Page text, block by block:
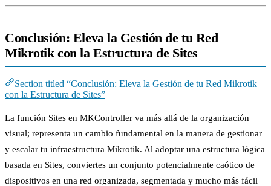
Conclusión: Eleva la Gestión de tu Red
Mikrotik con la Estructura de Sites
Section titled “Conclusión: Eleva la Gestión de tu Red Mikrotik
con la Estructura de Sites”
La función Sites en MKController va más allá de la organización
visual; representa un cambio fundamental en la manera de gestionar
y escalar tu infraestructura Mikrotik. Al adoptar una estructura lógica
basada en Sites, conviertes un conjunto potencialmente caótico de
dispositivos en una red organizada, segmentada y mucho más fácil